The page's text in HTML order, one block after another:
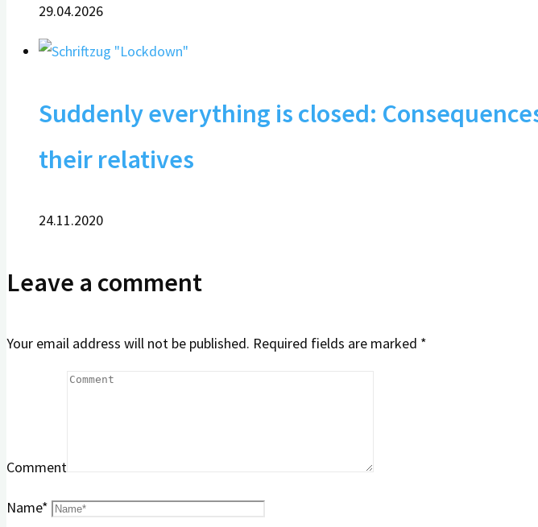
29.04.2026
Suddenly everything is closed:
their relatives
24.11.2020
Leave a comment
Your email address will not be published. Required fields are marked *
Comment
Name*